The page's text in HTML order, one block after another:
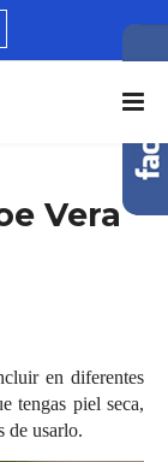
Vera
en diferentes
tengas piel seca,
de usarlo.